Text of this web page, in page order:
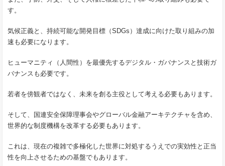
す。
気候正義と、持続可能な開発目標（SDGs）達成に向けた取り組みの加
速も必要になります。
ヒューマニティ（人間性）を最優先するデジタル・ガバナンスと技術ガ
バナンスも必要です。
若者を傍観者ではなく、未来を創る主役として考える必要もあります。
そして、国連安全保障理事会やグローバル金融アーキテクチャを含め、
世界的な制度機構を改革する必要もあります。
これは、現在の複雑で多極化した世界に対処するうえでの実効性と正当
性を向上させるための基盤でもあります。